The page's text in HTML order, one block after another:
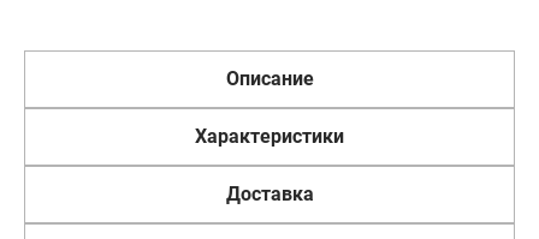
Описание
Характеристики
Доставка